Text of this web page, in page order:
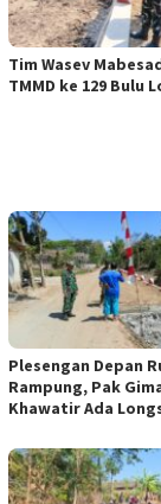
Tim Wasev
TMMD ke 129 Bulu
Plesengan Depan
Rampung, Pak
Khawatir Ada